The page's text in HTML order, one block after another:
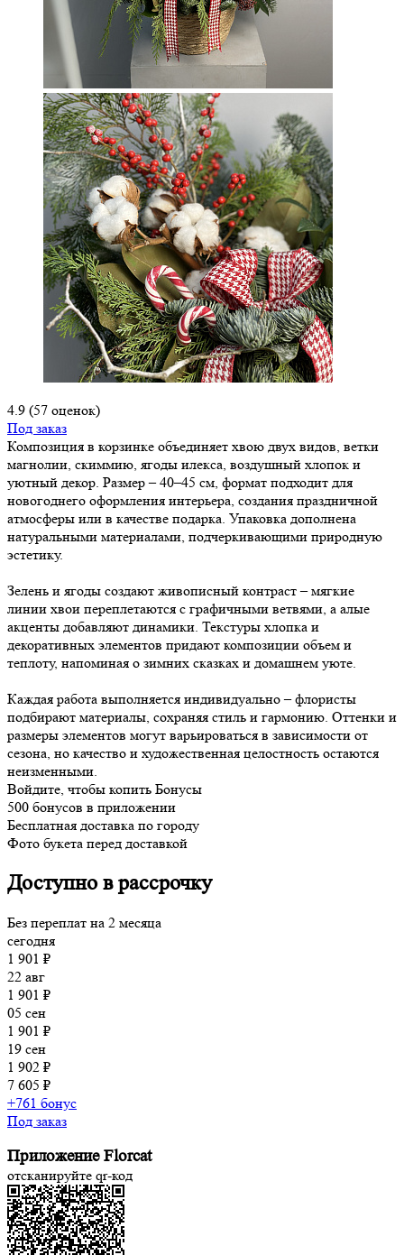
4.9 (57 оценок)
Под заказ
Композиция в корзинке объединяет хвою двух видов, ветки
магнолии, скиммию, ягоды илекса, воздушный хлопок и
уютный декор. Размер – 40–45 см, формат подходит для
новогоднего оформления интерьера, создания праздничной
атмосферы или в качестве подарка. Упаковка дополнена
натуральными материалами, подчеркивающими природную
эстетику.
Зелень и ягоды создают живописный контраст – мягкие
линии хвои переплетаются с графичными ветвями, а алые
акценты добавляют динамики. Текстуры хлопка и
декоративных элементов придают композиции объем и
теплоту, напоминая о зимних сказках и домашнем уюте.
Каждая работа выполняется индивидуально – флористы
подбирают материалы, сохраняя стиль и гармонию. Оттенки и
размеры элементов могут варьироваться в зависимости от
сезона, но качество и художественная целостность остаются
неизменными.
Войдите, чтобы копить Бонусы
500 бонусов в приложении
Бесплатная доставка по городу
Фото букета перед доставкой
Доступно в рассрочку
Без переплат на 2 месяца
сегодня
1 901 ₽
22 авг
1 901 ₽
05 сен
1 901 ₽
19 сен
1 902 ₽
7 605 ₽
+761 бонус
Под заказ
Приложение Florcat
отсканируйте qr-код